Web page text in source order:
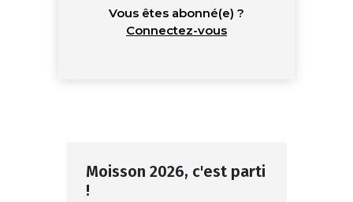
Vous êtes abonné(e) ?
Connectez-vous
Moisson 2026, c'est parti
!